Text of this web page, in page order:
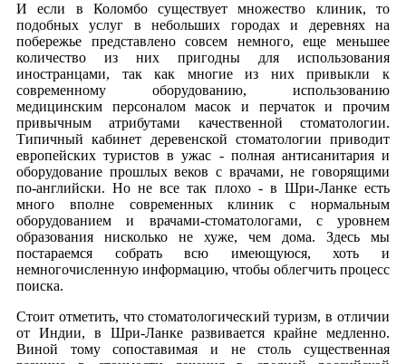
И если в Коломбо существует множество клиник, то
подобных услуг в небольших городах и деревнях на
побережье представлено совсем немного, еще меньшее
количество из них пригодны для использования
иностранцами, так как многие из них привыкли к
современному оборудованию, использованию
медицинским персоналом масок и перчаток и прочим
привычным атрибутами качественной стоматологии.
Типичный кабинет деревенской стоматологии приводит
европейских туристов в ужас - полная антисанитария и
оборудование прошлых веков с врачами, не говорящими
по-английски. Но не все так плохо - в Шри-Ланке есть
много вполне современных клиник с нормальным
оборудованием и врачами-стоматологами, с уровнем
образования нисколько не хуже, чем дома. Здесь мы
постараемся собрать всю имеющуюся, хоть и
немногочисленную информацию, чтобы облегчить процесс
поиска.
Стоит отметить, что стоматологический туризм, в отличии
от Индии, в Шри-Ланке развивается крайне медленно.
Виной тому сопоставимая и не столь существенная